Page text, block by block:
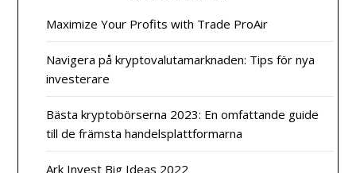
Maximize Your Profits with Trade ProAir
Navigera på kryptovalutamarknaden: Tips för nya
investerare
Bästa kryptobörserna 2023: En omfattande guide
till de främsta handelsplattformarna
Ark Invest Big Ideas 2022